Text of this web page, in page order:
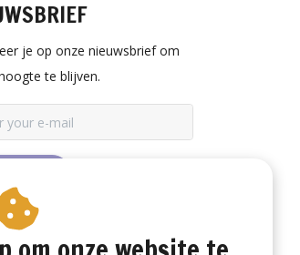
je op onze nieuwsbrief om
te blijven.